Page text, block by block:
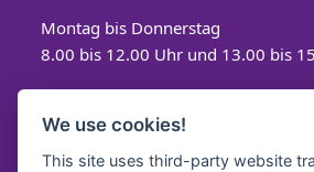
Montag bis Donnerstag
8.00 bis 12.00 Uhr und 13.00 bis
8.00 bis 12.00 Uhr
We use cookies!
This site uses third-party website